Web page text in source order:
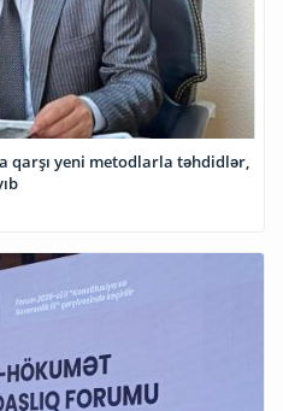
qarşı yeni metodlarla təhdidlər,